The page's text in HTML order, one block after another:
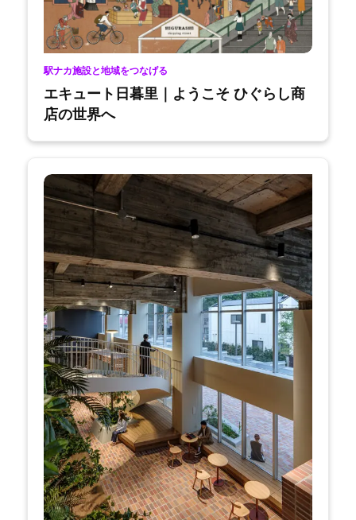
駅ナカ施設と地域をつなげる
エキュート日暮里｜ようこそ ひぐらし商
店の世界へ